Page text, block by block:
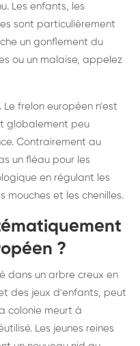
Les enfants, les
sont particulièrement
un gonflement du
ou un malaise, appelez
Le frelon européen n'est
globalement peu
Contrairement au
un fléau pour les
en régulant les
mouches et les chenilles.
?
dans un arbre creux en
des jeux d'enfants, peut
colonie meurt à
Les jeunes reines